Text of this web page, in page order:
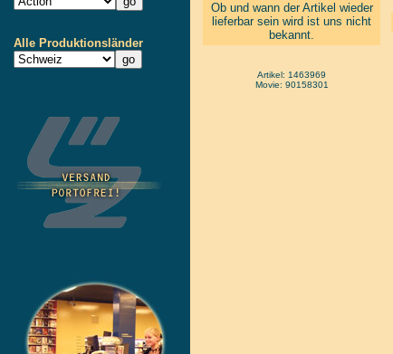
Alle Produktionsländer
Ob und wann der Artikel wieder
lieferbar sein wird ist uns nicht
bekannt.
Artikel: 1463969
Movie: 90158301